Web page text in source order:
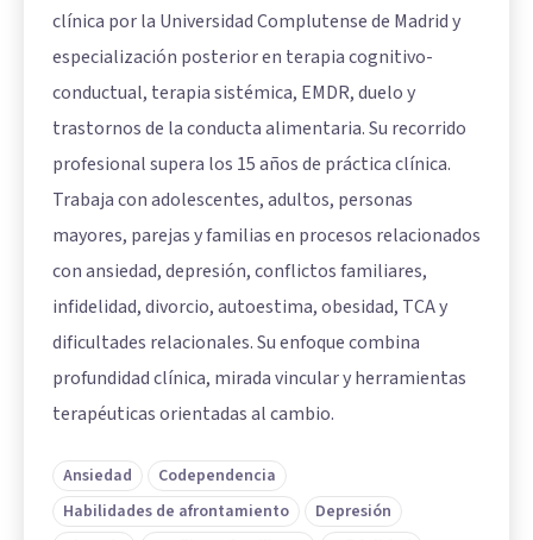
clínica por la Universidad Complutense de Madrid y
especialización posterior en terapia cognitivo-
conductual, terapia sistémica, EMDR, duelo y
trastornos de la conducta alimentaria. Su recorrido
profesional supera los 15 años de práctica clínica.
Trabaja con adolescentes, adultos, personas
mayores, parejas y familias en procesos relacionados
con ansiedad, depresión, conflictos familiares,
infidelidad, divorcio, autoestima, obesidad, TCA y
dificultades relacionales. Su enfoque combina
profundidad clínica, mirada vincular y herramientas
terapéuticas orientadas al cambio.
Ansiedad
Codependencia
Habilidades de afrontamiento
Depresión